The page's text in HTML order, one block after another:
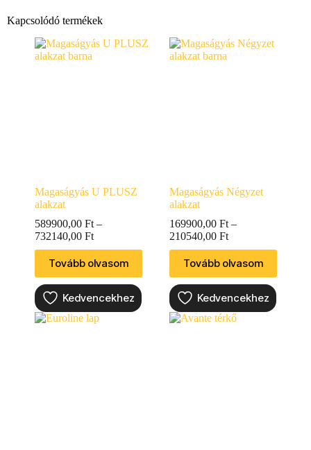
Kapcsolódó termékek
Magaságyás U PLUSZ
alakzat
589900,00 Ft –
732140,00 Ft
Tovább olvasom
Kedvencekhez
Magaságyás Négyzet
alakzat
169900,00 Ft –
210540,00 Ft
Tovább olvasom
Kedvencekhez